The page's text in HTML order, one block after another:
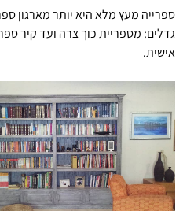
ספרייה מעץ מלא היא יותר מארגון
גדלים: מספריית כוך צרה ועד קיר
אישית.